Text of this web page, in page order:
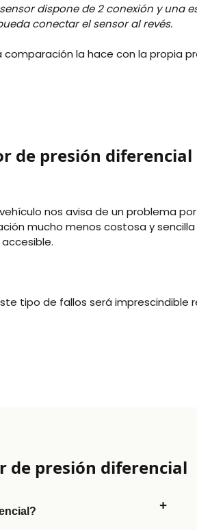
dispone de 2 conexión y una
conectar el sensor al revés.
la hace con la propia
de presión diferencial
nos avisa de un problema
mucho menos costosa y
tipo de fallos será imprescindible
de presión diferencial
+